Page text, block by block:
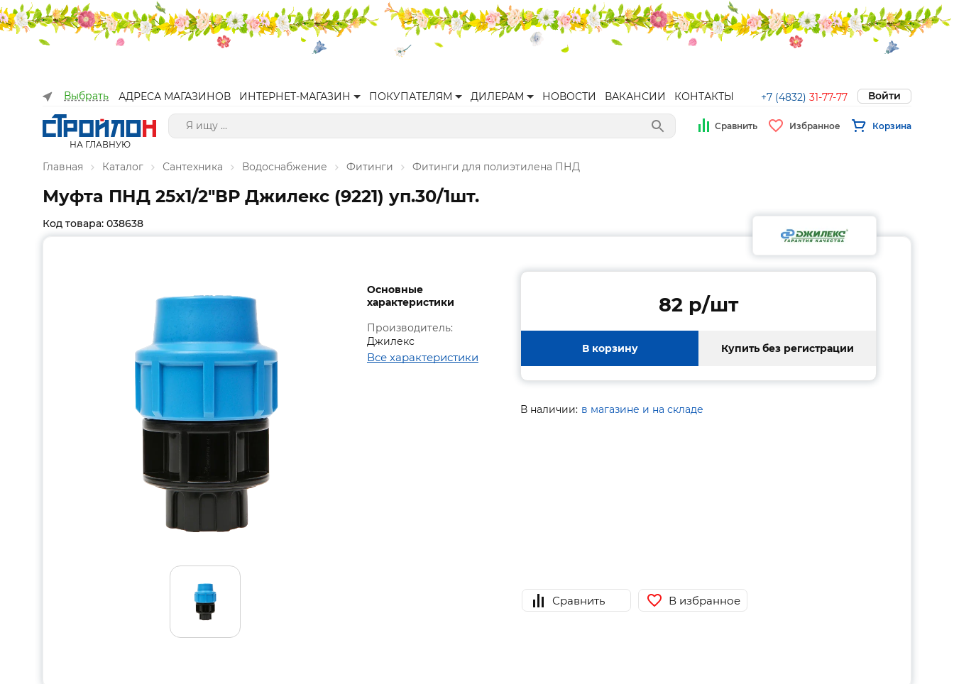
Выбрать АДРЕСА МАГАЗИНОВ ИНТЕРНЕТ-МАГАЗИН ПОКУПАТЕЛЯМ ДИЛЕРАМ НОВОСТИ ВАКАНСИИ КОНТАКТЫ +7 (4832) 31-77-77 Войти
НА ГЛАВНУЮ
Сравнить Избранное Корзина
Главная Каталог Сантехника Водоснабжение Фитинги Фитинги для полиэтилена ПНД
Муфта ПНД 25х1/2"ВР Джилекс (9221) уп.30/1шт.
Код товара: 038638
Основные
характеристики
Производитель:
Джилекс
Все характеристики
82 p/шт
В корзину Купить без регистрации
В наличии: в магазине и на складе
Сравнить В избранное